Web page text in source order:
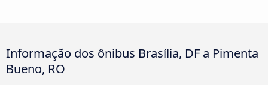
Informação dos ônibus Brasília, DF a Pimenta
Bueno, RO